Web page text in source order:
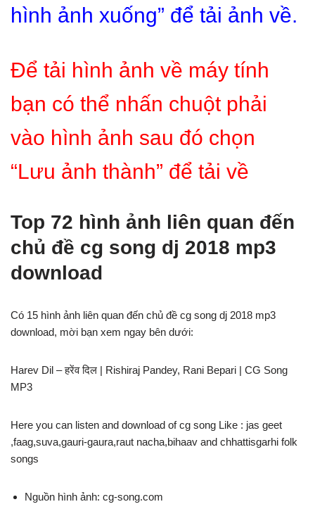
hình ảnh xuống” để tải ảnh về.
Để tải hình ảnh về máy tính
bạn có thể nhấn chuột phải
vào hình ảnh sau đó chọn
“Lưu ảnh thành” để tải về
Top 72 hình ảnh liên quan đến
chủ đề cg song dj 2018 mp3
download
Có 15 hình ảnh liên quan đến chủ đề cg song dj 2018 mp3
download, mời bạn xem ngay bên dưới:
Harev Dil – हरेंव दिल | Rishiraj Pandey, Rani Bepari | CG Song
MP3
Here you can listen and download of cg song Like : jas geet
,faag,suva,gauri-gaura,raut nacha,bihaav and chhattisgarhi folk
songs
Nguồn hình ảnh: cg-song.com